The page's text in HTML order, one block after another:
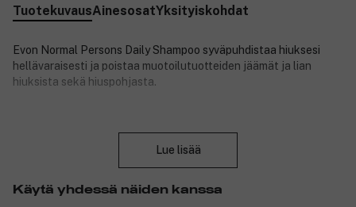
TuotekuvausAinesosatYksityiskohdat
Evon Normal Persons Daily Shampoo syväpuhdistaa hiuksesi
hellävaraisesti ja poistaa muotoilutuotteiden jäämät ja lian
hiuksista sekä hiuspohjasta.
3055031
Lue lisää
Käytä yhdessä näiden kanssa